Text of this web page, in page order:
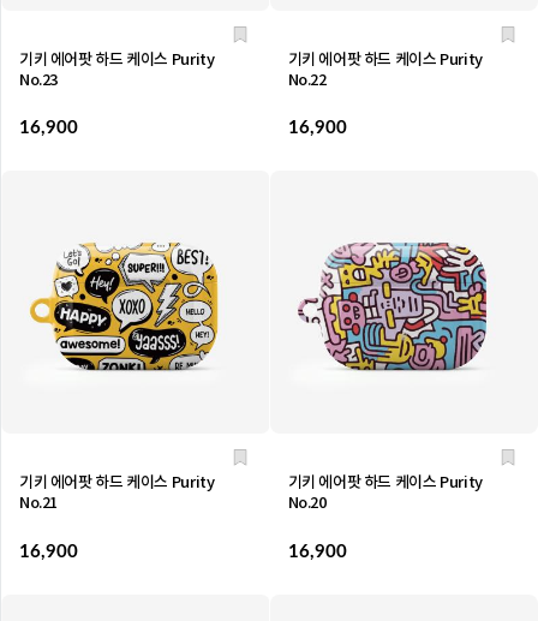
기키 에어팟 하드 케이스 Purity
No.23
16,900
기키 에어팟 하드 케이스 Purity
No.22
16,900
기키 에어팟 하드 케이스 Purity
No.21
16,900
기키 에어팟 하드 케이스 Purity
No.20
16,900